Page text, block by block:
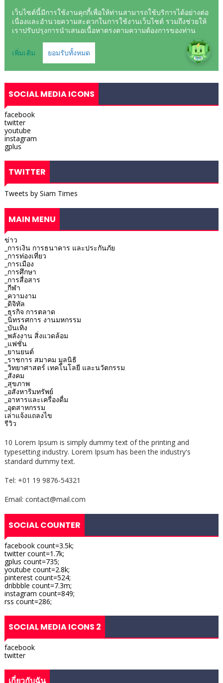
SOCIAL MEDIA ICONS
facebook
twitter
youtube
instagram
gplus
TWITTER
Tweets by Siam Times
MAIN MENU
ข่าว
_การเงิน การธนาคาร และประกันภัย
_การท่องเที่ยว
_การเมือง
_การศึกษา
_การสื่อสาร
_กีฬา
_ความงาม
_ดิจิทัล
_ธุรกิจ การตลาด
_นิทรรศการ งานมหกรรม
_บันเทิง
_พลังงาน สิ่งแวดล้อม
_แฟชั่น
_ยานยนต์
_ราชการ สมาคม มูลนิธิ
_วิทยาศาสตร์ เทคโนโลยี และนวัตกรรม
_สังคม
_สุขภาพ
_อสังหาริมทรัพย์
_อาหารและเครื่องดื่ม
_อุตสาหกรรม
เล่าแจ้งแถลงไข
รีวิว
10 Lorem Ipsum is simply dummy text of the printing and
typesetting industry. Lorem Ipsum has been the industry's
standard dummy text.
Tel: +01 19 9876-54321
Email: contact@mail.com
SOCIAL COUNTER
facebook count=3.5k;
twitter count=1.7k;
gplus count=735;
youtube count=2.8k;
pinterest count=524;
dribbble count=7.3m;
instagram count=849;
rss count=286;
SOCIAL MEDIA ICONS 2
facebook
twitter
เกี่ยวกับฉัน